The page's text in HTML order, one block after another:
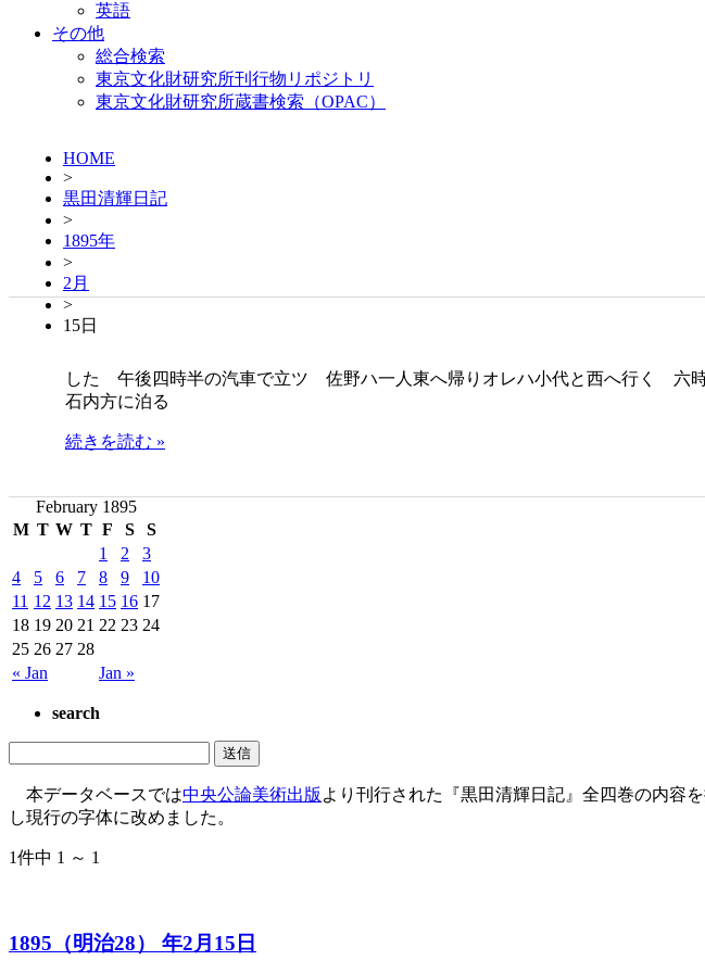
英語
その他
総合検索
東京文化財研究所刊行物リポジトリ
東京文化財研究所蔵書検索（OPAC）
HOME
>
黒田清輝日記
>
1895年
>
2月
>
15日
した 午後四時半の汽車で立ツ 佐野ハ一人東へ帰りオレハ小代と西へ行く 六
石内方に泊る
続きを読む »
February 1895
M T W T F S S
« Jan Jan »
1 2
3
4
5 6 7 8 9
10
11 12 13 14 15 16 17
18 19 20 21 22 23 24
25 26 27 28
search
本データベースでは中央公論美術出版 より刊行された『黒田清輝日記』全四巻の内容
し現行の字体に改めました。
1件中 1 ～ 1
1895（明治28） 年2月15日